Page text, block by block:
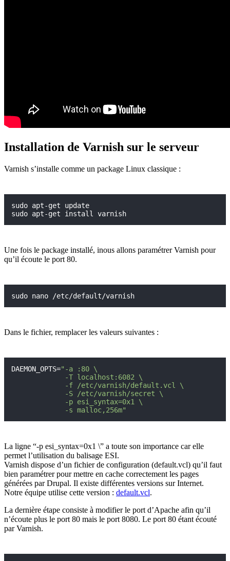
Installation de Varnish sur le serveur
Varnish s’installe comme un package Linux classique :
sudo apt-get update
sudo apt-get install varnish
Une fois le package installé, inous allons paramétrer Varnish pour
qu’il écoute le port 80.
sudo nano /etc/default/varnish
Dans le fichier, remplacer les valeurs suivantes :
DAEMON_OPTS="-a :80 \
             -T localhost:6082 \
             -f /etc/varnish/default.vcl \
             -S /etc/varnish/secret \
             -p esi_syntax=0x1 \
             -s malloc,256m"
La ligne “-p esi_syntax=0x1 \” a toute son importance car elle
permet l’utilisation du balisage ESI.
Varnish dispose d’un fichier de configuration (default.vcl) qu’il faut
bien paramétrer pour mettre en cache correctement les pages
générées par Drupal. Il existe différentes versions sur Internet.
Notre équipe utilise cette version : default.vcl.
La dernière étape consiste à modifier le port d’Apache afin qu’il
n’écoute plus le port 80 mais le port 8080. Le port 80 étant écouté
par Varnish.